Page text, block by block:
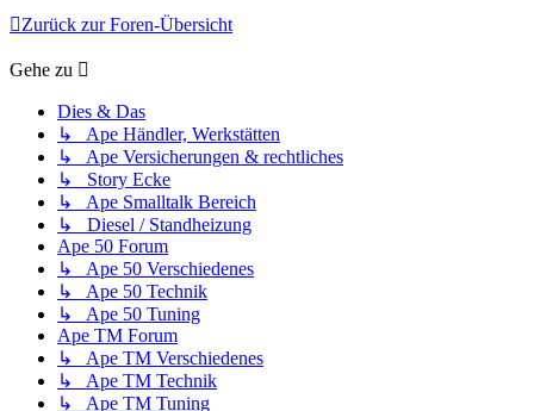
Zurück zur Foren-Übersicht
Gehe zu
Dies & Das
↳ Ape Händler, Werkstätten
↳ Ape Versicherungen & rechtliches
↳ Story Ecke
↳ Ape Smalltalk Bereich
↳ Diesel / Standheizung
Ape 50 Forum
↳ Ape 50 Verschiedenes
↳ Ape 50 Technik
↳ Ape 50 Tuning
Ape TM Forum
↳ Ape TM Verschiedenes
↳ Ape TM Technik
↳ Ape TM Tuning